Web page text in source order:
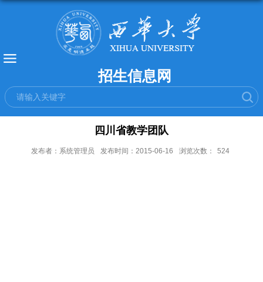
招生信息网
四川省教学团队
发布者：系统管理员 发布时间：2015-06-16 浏览次数： 524